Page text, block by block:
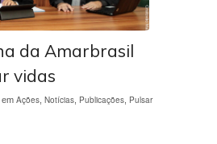
da Amarbrasil
vidas
em Ações, Notícias, Publicações, Pulsar